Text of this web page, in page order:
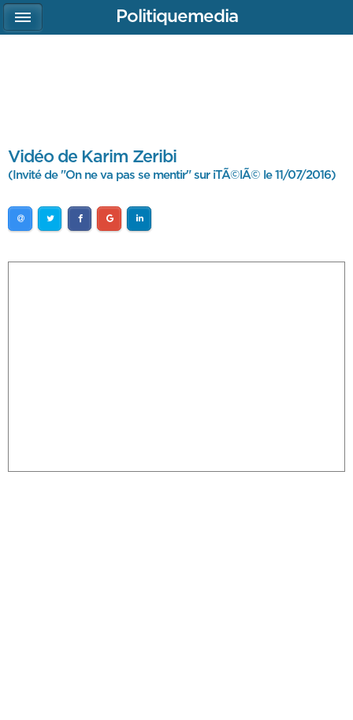
Vidéo de Karim Zeribi
(Invité de "On ne va pas se mentir" sur iTÃ©lÃ© le 11/07/2016)
Politiquemedia